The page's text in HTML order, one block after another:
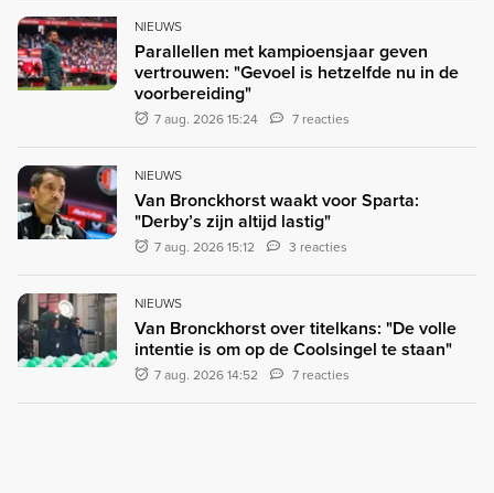
NIEUWS
Parallellen met kampioensjaar geven
vertrouwen: "Gevoel is hetzelfde nu in de
voorbereiding"
7 aug. 2026 15:24 7 reacties
NIEUWS
Van Bronckhorst waakt voor Sparta:
"Derby’s zijn altijd lastig"
7 aug. 2026 15:12 3 reacties
NIEUWS
Van Bronckhorst over titelkans: "De volle
intentie is om op de Coolsingel te staan"
7 aug. 2026 14:52 7 reacties